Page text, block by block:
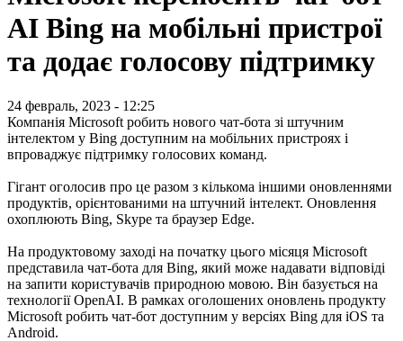
AI Bing на мобільні пристрої
та додає голосову підтримку
24 февраль, 2023 - 12:25
Компанія Microsoft робить нового чат-бота зі штучним
інтелектом у Bing доступним на мобільних пристроях і
впроваджує підтримку голосових команд.
Гігант оголосив про це разом з кількома іншими оновленнями
продуктів, орієнтованими на штучний інтелект. Оновлення
охоплюють Bing, Skype та браузер Edge.
На продуктовому заході на початку цього місяця Microsoft
представила чат-бота для Bing, який може надавати відповіді
на запити користувачів природною мовою. Він базується на
технології OpenAI. В рамках оголошених оновлень продукту
Microsoft робить чат-бот доступним у версіях Bing для iOS та
Android.